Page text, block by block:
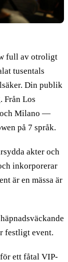
full av otroligt
tusentals
Din publik
Från Los
och Milano —
på 7 språk.
akter och
inkorporerar
är en mässa är
festligt event.
ett fåtal VIP-